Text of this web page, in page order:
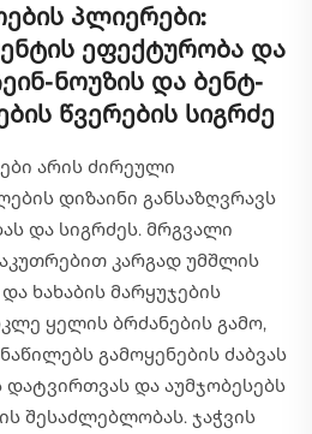
პლიერები:
ეფექტურობა და
ნოუზის და ბენტ-
წვერების სიგრძე
არის ძირეული
დიზაინი განსაზღვრავს
და სიგრძეს. მრგვალი
კარგად უმშლის
ხახაბის მარყუჯების
ყელის ბრძანების გამო,
გამოყენების ძაბვას
და აუმჯობესებს
შესაძლებლობას. ჯაჭვის